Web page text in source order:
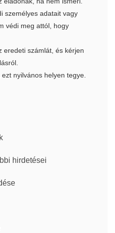
személyes adatait vagy
védi meg attól, hogy
eredeti számlát, és kérjen
nyilvános helyen tegye.
hirdetései